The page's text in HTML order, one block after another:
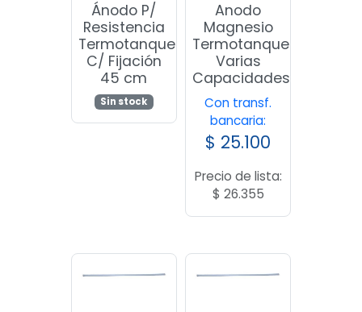
Ánodo P/
Resistencia
Termotanque
C/ Fijación
45 cm
Sin stock
Anodo
Magnesio
Termotanque
Varias
Capacidades
Con transf.
bancaria:
$ 25.100
Precio de lista:
$ 26.355